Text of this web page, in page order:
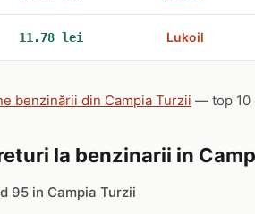
11.78 lei Lukoil
benzinării din Campia Turzii — top 10
la benzinarii in
95 in Campia Turzii